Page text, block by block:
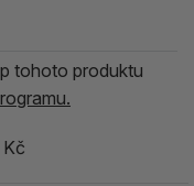
tohoto produktu